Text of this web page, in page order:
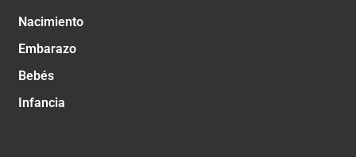
Nacimiento
Embarazo
Bebés
Infancia